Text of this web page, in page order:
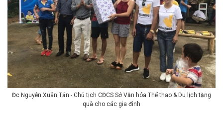
Đc Nguyễn Xuân Tản - Chủ tịch CĐCS Sở Văn hóa Thể thao & Du lịch tặng
quà cho các gia đình